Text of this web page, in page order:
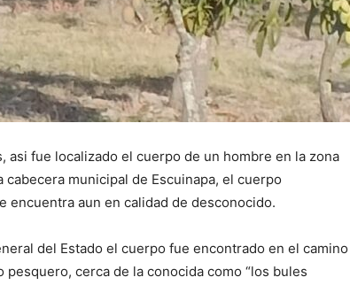
asi fue localizado el cuerpo de un hombre en la zona
municipal de Escuinapa, el cuerpo
encuentra aun en calidad de desconocido.
del Estado el cuerpo fue encontrado en el camino
cerca de la conocida como “los bules